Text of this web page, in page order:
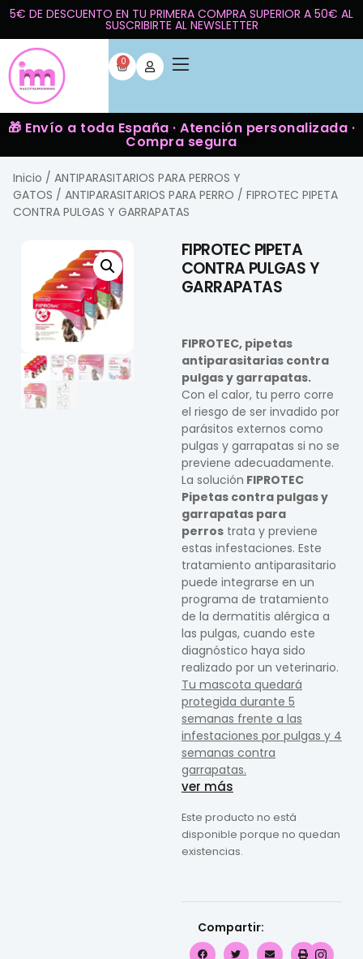
5€ DE DESCUENTO EN TU PRIMERA COMPRA SUPERIOR A 50€ AL
SUSCRIBIRTE AL NEWSLETTER
0
🎁 Envío a toda España · Atención personalizada ·
Compra segura
Inicio / ANTIPARASITARIOS PARA PERROS Y
GATOS / ANTIPARASITARIOS PARA PERRO / FIPROTEC PIPETA
CONTRA PULGAS Y GARRAPATAS
FIPROTEC PIPETA
CONTRA PULGAS Y
GARRAPATAS
FIPROTEC, pipetas
antiparasitarias contra
pulgas y garrapatas.
Con el calor, tu perro corre
el riesgo de ser invadido por
parásitos externos como
pulgas y garrapatas si no se
previene adecuadamente.
La solución FIPROTEC
Pipetas contra pulgas y
garrapatas para
perros trata y previene
estas infestaciones. Este
tratamiento antiparasitario
puede integrarse en un
programa de tratamiento
de la dermatitis alérgica a
las pulgas, cuando este
diagnóstico haya sido
realizado por un veterinario.
Tu mascota quedará
protegida durante 5
semanas frente a las
infestaciones por pulgas y 4
semanas contra
garrapatas.
ver más
Este producto no está
disponible porque no quedan
existencias.
Compartir: